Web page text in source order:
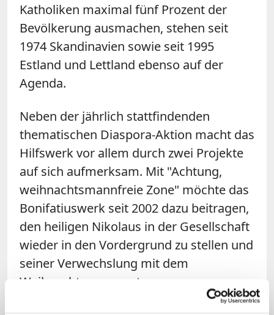
Katholiken maximal fünf Prozent der
Bevölkerung ausmachen, stehen seit
1974 Skandinavien sowie seit 1995
Estland und Lettland ebenso auf der
Agenda.
Neben der jährlich stattfindenden
thematischen Diaspora-Aktion macht das
Hilfswerk vor allem durch zwei Projekte
auf sich aufmerksam. Mit "Achtung,
weihnachtsmannfreie Zone" möchte das
Bonifatiuswerk seit 2002 dazu beitragen,
den heiligen Nikolaus in der Gesellschaft
wieder in den Vordergrund zu stellen und
seiner Verwechslung mit dem
Weihnachtsmann entgegen zu
wirken. Landauf, landab gut bekannt sind